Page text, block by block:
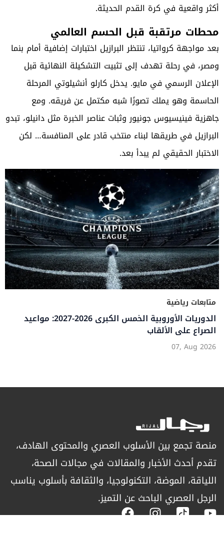
أكثر واقعية في كرة القدم الحديثة.
محطات مرتقبة قبل الحسم العالمي
بعد مواجهة كرواتيا، تنتظر البرازيل اختبارات إضافية أمام بنما
ومصر، في رحلة تهدف إلى تثبيت التشكيلة النهائية قبل
الإعلان الرسمي في مايو. يدخل كارلو أنشيلوتي المرحلة
الحاسمة وهو يملك تصورًا شبه مكتمل عن فريقه. ومع
جاهزية فينيسيوس جونيور وثبات عناصر الخبرة مثل دانيلو، تبدو
البرازيل في طريقها لبناء منتخب قادر على المنافسة… لكن
الاختبار الحقيقي لم يبدأ بعد.
متابعات رياضية
الدوريات الأوروبية الخمس الكبرى 2026-2027: مواعيد
الصراع على الألقاب
07, Aug 2026
منصة تجمع بين الأسلوب العصري والمحتوى الهادف،
تقدم أحدث الأخبار والمقالات في مجالات الصحة،
اللياقة، الموضة، التكنولوجيا، والثقافة بأسلوب يناسب
الرجل العصري الباحث عن التميز.